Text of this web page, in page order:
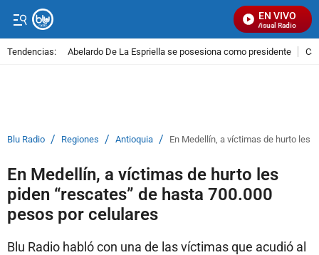
EN VIVO
Señal Visual Radio
Tendencias: Abelardo De La Espriella se posesiona como presidente
Blu Radio / Regiones / Antioquia / En Medellín, a víctimas de hurto les
En Medellín, a víctimas de hurto les
piden “rescates” de hasta 700.000
pesos por celulares
Blu Radio habló con una de las víctimas que acudió al